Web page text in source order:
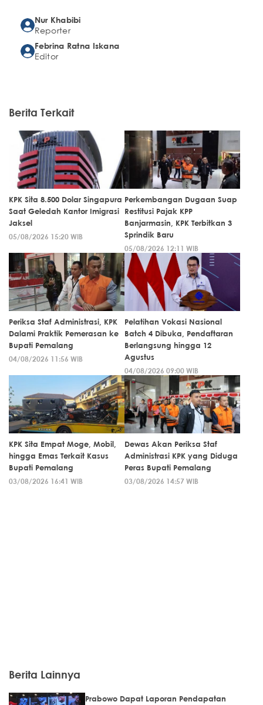
Nur Khabibi
Reporter
Febrina Ratna Iskana
Editor
Berita Terkait
KPK Sita 8.500 Dolar Singapura
Saat Geledah Kantor Imigrasi
Jaksel
05/08/2026 15:20 WIB
Perkembangan Dugaan Suap
Restitusi Pajak KPP
Banjarmasin, KPK Terbitkan 3
Sprindik Baru
05/08/2026 12:11 WIB
Periksa Staf Administrasi, KPK
Dalami Praktik Pemerasan ke
Bupati Pemalang
04/08/2026 11:56 WIB
Pelatihan Vokasi Nasional
Batch 4 Dibuka, Pendaftaran
Berlangsung hingga 12
Agustus
04/08/2026 09:00 WIB
KPK Sita Empat Moge, Mobil,
hingga Emas Terkait Kasus
Bupati Pemalang
03/08/2026 16:41 WIB
Dewas Akan Periksa Staf
Administrasi KPK yang Diduga
Peras Bupati Pemalang
03/08/2026 14:57 WIB
Berita Lainnya
Prabowo Dapat Laporan Pendapatan